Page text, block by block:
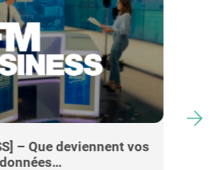
et Assurances